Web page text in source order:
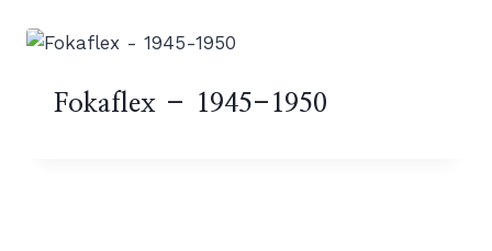
Fokaflex – 1945-1950